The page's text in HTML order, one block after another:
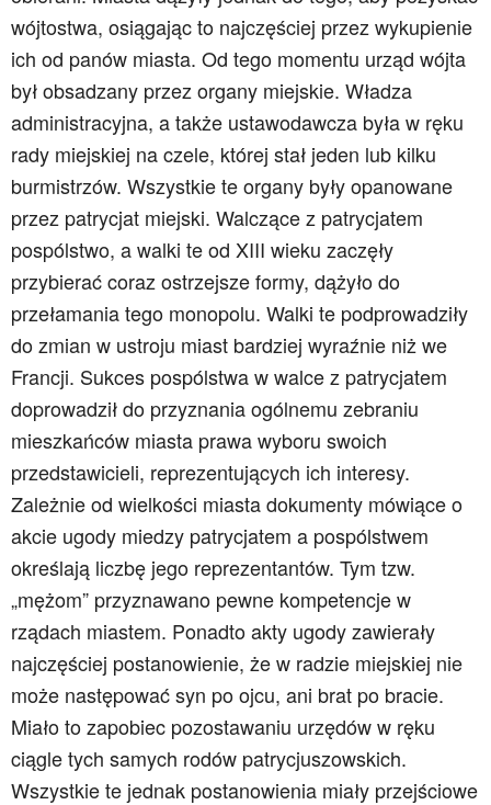
wójtostwa, osiągając to najczęściej przez wykupienie
ich od panów miasta. Od tego momentu urząd wójta
był obsadzany przez organy miejskie. Władza
administracyjna, a także ustawodawcza była w ręku
rady miejskiej na czele, której stał jeden lub kilku
burmistrzów. Wszystkie te organy były opanowane
przez patrycjat miejski. Walczące z patrycjatem
pospólstwo, a walki te od XIII wieku zaczęły
przybierać coraz ostrzejsze formy, dążyło do
przełamania tego monopolu. Walki te podprowadziły
do zmian w ustroju miast bardziej wyraźnie niż we
Francji. Sukces pospólstwa w walce z patrycjatem
doprowadził do przyznania ogólnemu zebraniu
mieszkańców miasta prawa wyboru swoich
przedstawicieli, reprezentujących ich interesy.
Zależnie od wielkości miasta dokumenty mówiące o
akcie ugody miedzy patrycjatem a pospólstwem
określają liczbę jego reprezentantów. Tym tzw.
„mężom” przyznawano pewne kompetencje w
rządach miastem. Ponadto akty ugody zawierały
najczęściej postanowienie, że w radzie miejskiej nie
może następować syn po ojcu, ani brat po bracie.
Miało to zapobiec pozostawaniu urzędów w ręku
ciągle tych samych rodów patrycjuszowskich.
Wszystkie te jednak postanowienia miały przejściowe